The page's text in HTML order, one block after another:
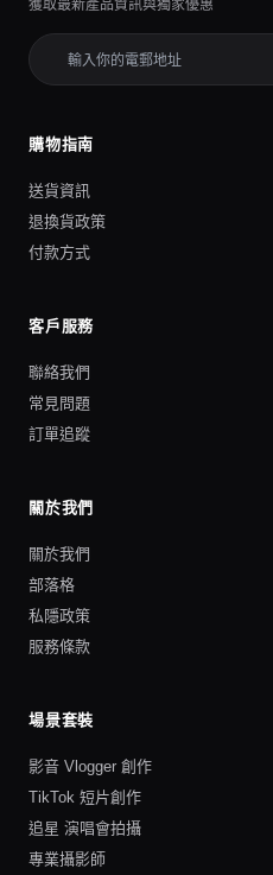
獲取最新產品資訊與獨家優惠
購物指南
送貨資訊
退換貨政策
付款方式
客戶服務
聯絡我們
常見問題
訂單追蹤
關於我們
關於我們
部落格
私隱政策
服務條款
場景套裝
影音 Vlogger 創作
TikTok 短片創作
追星 演唱會拍攝
專業攝影師